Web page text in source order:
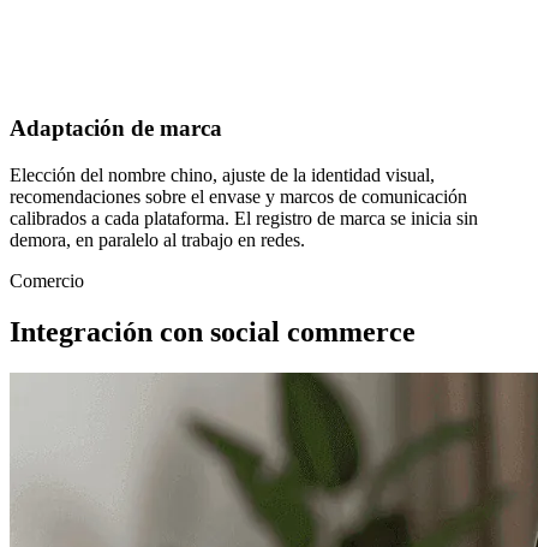
Adaptación de marca
Elección del nombre chino, ajuste de la identidad visual,
recomendaciones sobre el envase y marcos de comunicación
calibrados a cada plataforma. El registro de marca se inicia sin
demora, en paralelo al trabajo en redes.
Comercio
Integración con social commerce